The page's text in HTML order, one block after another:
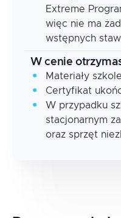
Extreme
więc nie ma
wstępnych
W cenie
Materiały
Certyfikat
W przypadku
stacjonarnym
oraz sprzęt